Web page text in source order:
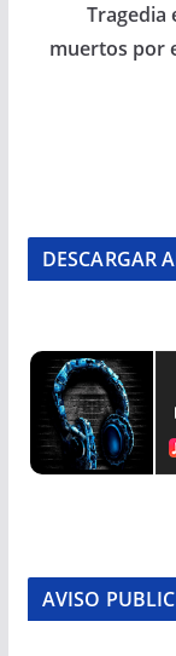
Tragedia
muertos por
DESCARGAR
AVISO